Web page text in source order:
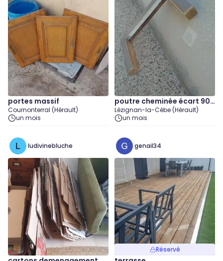
portes massif
Cournonterral (Hérault)
un mois
poutre cheminée écart 90c
m
Lézignan-la-Cèbe (Hérault)
un mois
ludivinebluche genail34
Réservé